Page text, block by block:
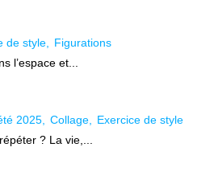
de style
Figurations
l’espace et...
2025 Collage
Exercice de style
? La vie,...